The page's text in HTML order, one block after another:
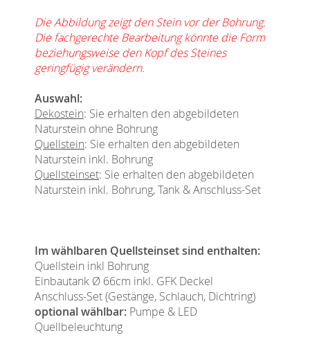
Die Abbildung zeigt den Stein vor der Bohrung.
Die fachgerechte Bearbeitung könnte die Form
beziehungsweise den Kopf des Steines
geringfügig verändern.
Auswahl:
Dekostein: Sie erhalten den abgebildeten
Naturstein ohne Bohrung
Quellstein: Sie erhalten den abgebildeten
Naturstein inkl. Bohrung
Quellsteinset: Sie erhalten den abgebildeten
Naturstein inkl. Bohrung, Tank & Anschluss-Set
Im wählbaren Quellsteinset sind enthalten:
Quellstein inkl Bohrung
Einbautank Ø 66cm inkl. GFK Deckel
Anschluss-Set (Gestänge, Schlauch, Dichtring)
optional wählbar: Pumpe & LED
Quellbeleuchtung